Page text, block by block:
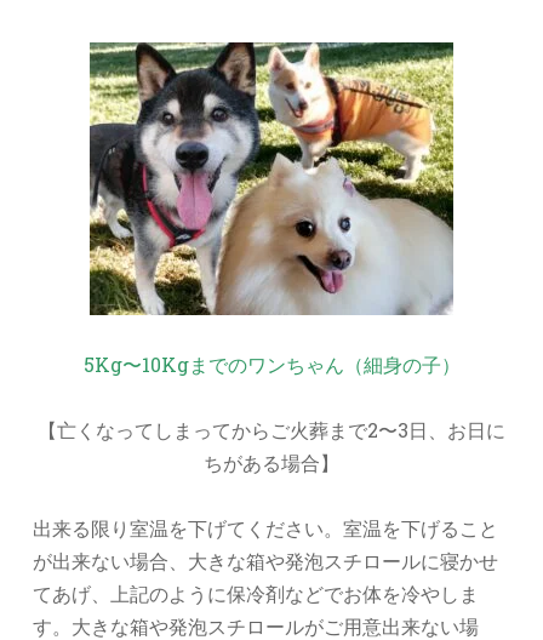
5Kg〜10Kgまでのワンちゃん（細身の子）
【亡くなってしまってからご火葬まで2〜3日、お日に
ちがある場合】
出来る限り室温を下げてください。室温を下げること
が出来ない場合、大きな箱や発泡スチロールに寝かせ
てあげ、上記のように保冷剤などでお体を冷やしま
す。大きな箱や発泡スチロールがご用意出来ない場